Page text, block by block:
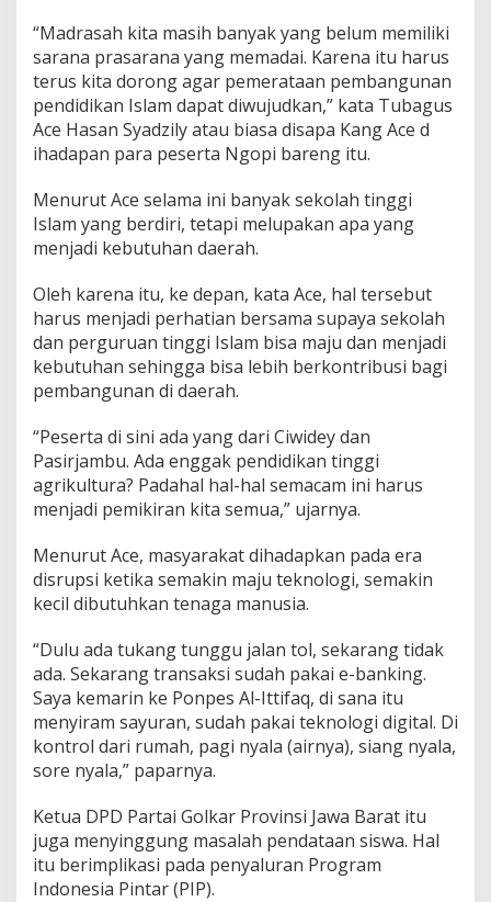
s
i
h
B
a
n
y
k
Y
a
n
B
e
u
m
M
k
i
S
r
n
a
r
a
a
a
n
a
M
e
m
a
d
“Madrasah kita masih banyak yang belum memiliki
sarana prasarana yang memadai. Karena itu harus
terus kita dorong agar pemerataan pembangunan
pendidikan Islam dapat diwujudkan,” kata Tubagus
Ace Hasan Syadzily atau biasa disapa Kang Ace d
ihadapan para peserta Ngopi bareng itu.
Menurut Ace selama ini banyak sekolah tinggi
Islam yang berdiri, tetapi melupakan apa yang
menjadi kebutuhan daerah.
Oleh karena itu, ke depan, kata Ace, hal tersebut
harus menjadi perhatian bersama supaya sekolah
dan perguruan tinggi Islam bisa maju dan menjadi
kebutuhan sehingga bisa lebih berkontribusi bagi
pembangunan di daerah.
“Peserta di sini ada yang dari Ciwidey dan
Pasirjambu. Ada enggak pendidikan tinggi
agrikultura? Padahal hal-hal semacam ini harus
menjadi pemikiran kita semua,” ujarnya.
Menurut Ace, masyarakat dihadapkan pada era
disrupsi ketika semakin maju teknologi, semakin
kecil dibutuhkan tenaga manusia.
“Dulu ada tukang tunggu jalan tol, sekarang tidak
ada. Sekarang transaksi sudah pakai e-banking.
Saya kemarin ke Ponpes Al-Ittifaq, di sana itu
menyiram sayuran, sudah pakai teknologi digital. Di
kontrol dari rumah, pagi nyala (airnya), siang nyala,
sore nyala,” paparnya.
Ketua DPD Partai Golkar Provinsi Jawa Barat itu
juga menyinggung masalah pendataan siswa. Hal
itu berimplikasi pada penyaluran Program
Indonesia Pintar (PIP).